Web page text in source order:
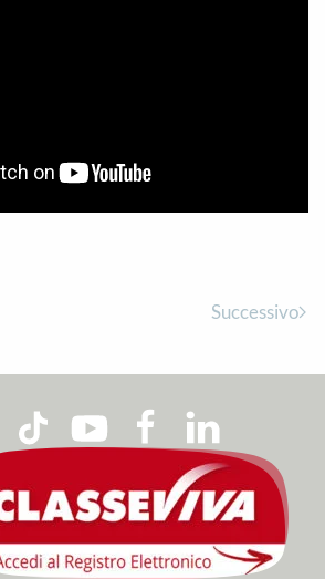
Successivo